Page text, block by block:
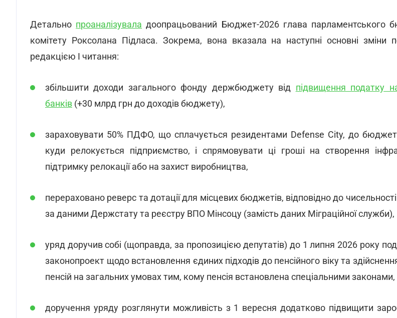
Детально проаналізувала доопрацьований Бюджет-2026 глава парламентського
комітету Роксолана Підласа. Зокрема, вона вказала на наступні основні зміни
редакцією І читання:
збільшити доходи загального фонду держбюджету від підвищення податку
банків (+30 млрд грн до доходів бюджету),
зараховувати 50% ПДФО, що сплачується резидентами Defense City, до
куди релокується підприємство, і спрямовувати ці гроші на створення
підтримку релокації або на захист виробництва,
перераховано реверс та дотації для місцевих бюджетів, відповідно до
за даними Держстату та реєстру ВПО Мінсоцу (замість даних Міграційної служби),
уряд доручив собі (щоправда, за пропозицією депутатів) до 1 липня 2026 року
законопроект щодо встановлення єдиних підходів до пенсійного віку та здійснення
пенсій на загальних умовах тим, кому пенсія встановлена спеціальними законами,
доручення уряду розглянути можливість з 1 вересня додатково підвищити